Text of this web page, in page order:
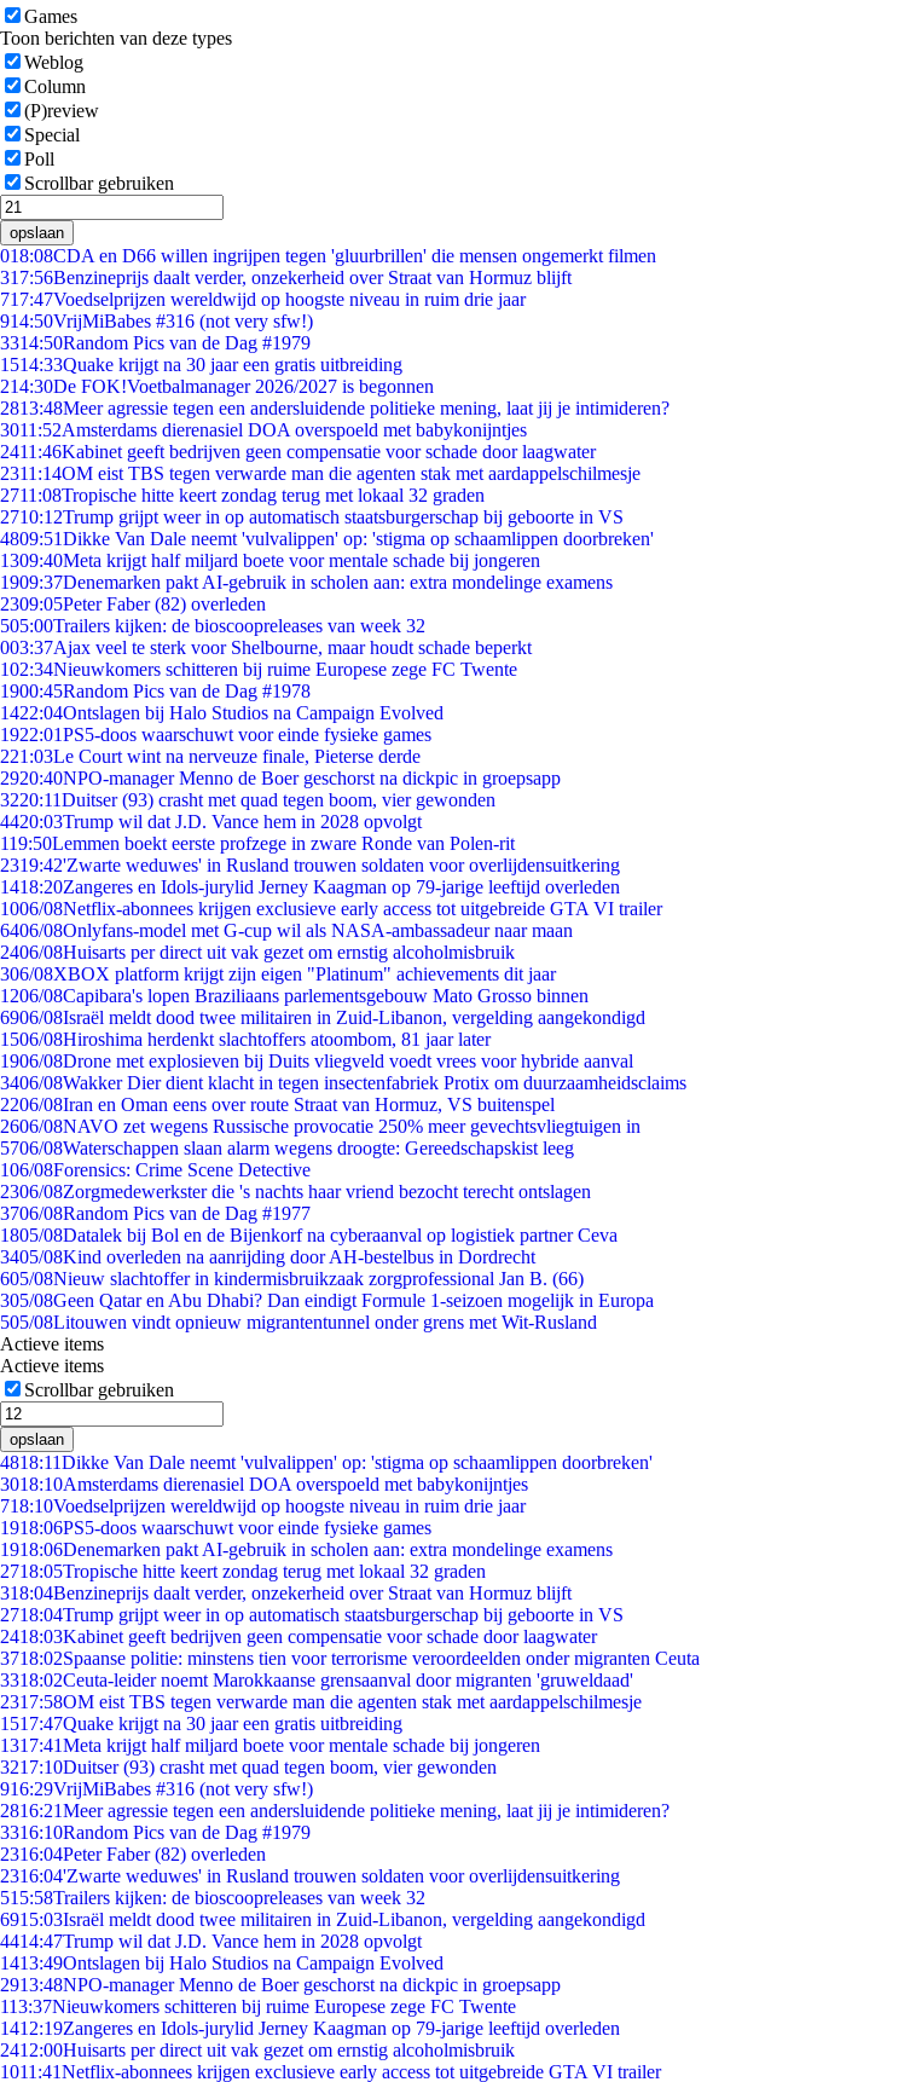
Games
Toon berichten van deze types
Weblog
Column
(P)review
Special
Poll
Scrollbar gebruiken
opslaan
018:08CDA en D66 willen ingrijpen tegen 'gluurbrillen' die mensen ongemerkt filmen
317:56Benzineprijs daalt verder, onzekerheid over Straat van Hormuz blijft
717:47Voedselprijzen wereldwijd op hoogste niveau in ruim drie jaar
914:50VrijMiBabes #316 (not very sfw!)
3314:50Random Pics van de Dag #1979
1514:33Quake krijgt na 30 jaar een gratis uitbreiding
214:30De FOK!Voetbalmanager 2026/2027 is begonnen
2813:48Meer agressie tegen een andersluidende politieke mening, laat jij je intimideren?
3011:52Amsterdams dierenasiel DOA overspoeld met babykonijntjes
2411:46Kabinet geeft bedrijven geen compensatie voor schade door laagwater
2311:14OM eist TBS tegen verwarde man die agenten stak met aardappelschilmesje
2711:08Tropische hitte keert zondag terug met lokaal 32 graden
2710:12Trump grijpt weer in op automatisch staatsburgerschap bij geboorte in VS
4809:51Dikke Van Dale neemt 'vulvalippen' op: 'stigma op schaamlippen doorbreken'
1309:40Meta krijgt half miljard boete voor mentale schade bij jongeren
1909:37Denemarken pakt AI-gebruik in scholen aan: extra mondelinge examens
2309:05Peter Faber (82) overleden
505:00Trailers kijken: de bioscoopreleases van week 32
003:37Ajax veel te sterk voor Shelbourne, maar houdt schade beperkt
102:34Nieuwkomers schitteren bij ruime Europese zege FC Twente
1900:45Random Pics van de Dag #1978
1422:04Ontslagen bij Halo Studios na Campaign Evolved
1922:01PS5-doos waarschuwt voor einde fysieke games
221:03Le Court wint na nerveuze finale, Pieterse derde
2920:40NPO-manager Menno de Boer geschorst na dickpic in groepsapp
3220:11Duitser (93) crasht met quad tegen boom, vier gewonden
4420:03Trump wil dat J.D. Vance hem in 2028 opvolgt
119:50Lemmen boekt eerste profzege in zware Ronde van Polen-rit
2319:42'Zwarte weduwes' in Rusland trouwen soldaten voor overlijdensuitkering
1418:20Zangeres en Idols-jurylid Jerney Kaagman op 79-jarige leeftijd overleden
1006/08Netflix-abonnees krijgen exclusieve early access tot uitgebreide GTA VI trailer
6406/08Onlyfans-model met G-cup wil als NASA-ambassadeur naar maan
2406/08Huisarts per direct uit vak gezet om ernstig alcoholmisbruik
306/08XBOX platform krijgt zijn eigen "Platinum" achievements dit jaar
1206/08Capibara's lopen Braziliaans parlementsgebouw Mato Grosso binnen
6906/08Israël meldt dood twee militairen in Zuid-Libanon, vergelding aangekondigd
1506/08Hiroshima herdenkt slachtoffers atoombom, 81 jaar later
1906/08Drone met explosieven bij Duits vliegveld voedt vrees voor hybride aanval
3406/08Wakker Dier dient klacht in tegen insectenfabriek Protix om duurzaamheidsclaims
2206/08Iran en Oman eens over route Straat van Hormuz, VS buitenspel
2606/08NAVO zet wegens Russische provocatie 250% meer gevechtsvliegtuigen in
5706/08Waterschappen slaan alarm wegens droogte: Gereedschapskist leeg
106/08Forensics: Crime Scene Detective
2306/08Zorgmedewerkster die 's nachts haar vriend bezocht terecht ontslagen
3706/08Random Pics van de Dag #1977
1805/08Datalek bij Bol en de Bijenkorf na cyberaanval op logistiek partner Ceva
3405/08Kind overleden na aanrijding door AH-bestelbus in Dordrecht
605/08Nieuw slachtoffer in kindermisbruikzaak zorgprofessional Jan B. (66)
305/08Geen Qatar en Abu Dhabi? Dan eindigt Formule 1-seizoen mogelijk in Europa
505/08Litouwen vindt opnieuw migrantentunnel onder grens met Wit-Rusland
Actieve items
Actieve items
Scrollbar gebruiken
opslaan
4818:11Dikke Van Dale neemt 'vulvalippen' op: 'stigma op schaamlippen doorbreken'
3018:10Amsterdams dierenasiel DOA overspoeld met babykonijntjes
718:10Voedselprijzen wereldwijd op hoogste niveau in ruim drie jaar
1918:06PS5-doos waarschuwt voor einde fysieke games
1918:06Denemarken pakt AI-gebruik in scholen aan: extra mondelinge examens
2718:05Tropische hitte keert zondag terug met lokaal 32 graden
318:04Benzineprijs daalt verder, onzekerheid over Straat van Hormuz blijft
2718:04Trump grijpt weer in op automatisch staatsburgerschap bij geboorte in VS
2418:03Kabinet geeft bedrijven geen compensatie voor schade door laagwater
3718:02Spaanse politie: minstens tien voor terrorisme veroordeelden onder migranten Ceuta
3318:02Ceuta-leider noemt Marokkaanse grensaanval door migranten 'gruweldaad'
2317:58OM eist TBS tegen verwarde man die agenten stak met aardappelschilmesje
1517:47Quake krijgt na 30 jaar een gratis uitbreiding
1317:41Meta krijgt half miljard boete voor mentale schade bij jongeren
3217:10Duitser (93) crasht met quad tegen boom, vier gewonden
916:29VrijMiBabes #316 (not very sfw!)
2816:21Meer agressie tegen een andersluidende politieke mening, laat jij je intimideren?
3316:10Random Pics van de Dag #1979
2316:04Peter Faber (82) overleden
2316:04'Zwarte weduwes' in Rusland trouwen soldaten voor overlijdensuitkering
515:58Trailers kijken: de bioscoopreleases van week 32
6915:03Israël meldt dood twee militairen in Zuid-Libanon, vergelding aangekondigd
4414:47Trump wil dat J.D. Vance hem in 2028 opvolgt
1413:49Ontslagen bij Halo Studios na Campaign Evolved
2913:48NPO-manager Menno de Boer geschorst na dickpic in groepsapp
113:37Nieuwkomers schitteren bij ruime Europese zege FC Twente
1412:19Zangeres en Idols-jurylid Jerney Kaagman op 79-jarige leeftijd overleden
2412:00Huisarts per direct uit vak gezet om ernstig alcoholmisbruik
1011:41Netflix-abonnees krijgen exclusieve early access tot uitgebreide GTA VI trailer